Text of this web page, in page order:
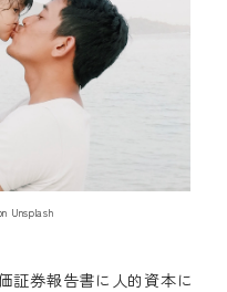
Unsplash
証券報告書に人的資本に